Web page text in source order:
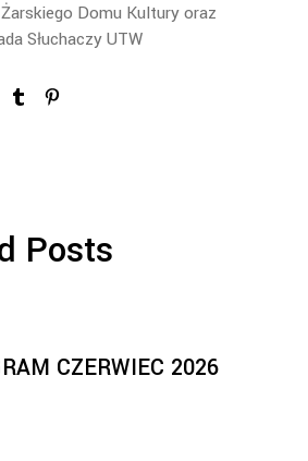
Domu Kultury oraz
Słuchaczy UTW
Posts
CZERWIEC 2026